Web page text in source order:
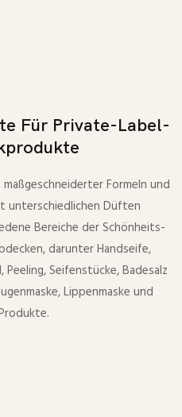
Für Private-Label-
Formeln und
unterschiedlichen Düften
Bereiche der Schönheits-
darunter Handseife,
Seifenstücke, Badesalz
Lippenmaske und